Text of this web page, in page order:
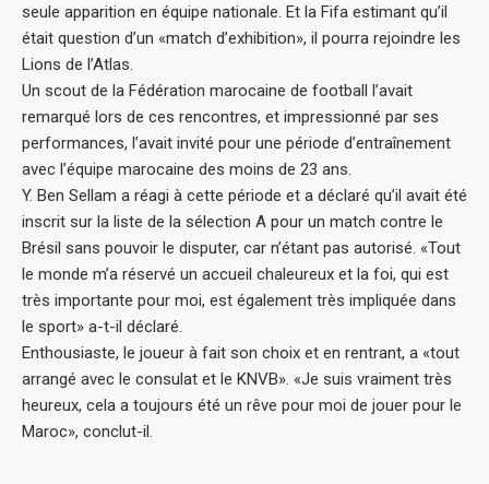
seule apparition en équipe nationale. Et la Fifa estimant qu’il
était question d’un «match d’exhibition», il pourra rejoindre les
Lions de l’Atlas.
Un scout de la Fédération marocaine de football l’avait
remarqué lors de ces rencontres, et impressionné par ses
performances, l’avait invité pour une période d’entraînement
avec l’équipe marocaine des moins de 23 ans.
Y. Ben Sellam a réagi à cette période et a déclaré qu’il avait été
inscrit sur la liste de la sélection A pour un match contre le
Brésil sans pouvoir le disputer, car n’étant pas autorisé. «Tout
le monde m’a réservé un accueil chaleureux et la foi, qui est
très importante pour moi, est également très impliquée dans
le sport» a-t-il déclaré.
Enthousiaste, le joueur à fait son choix et en rentrant, a «tout
arrangé avec le consulat et le KNVB». «Je suis vraiment très
heureux, cela a toujours été un rêve pour moi de jouer pour le
Maroc», conclut-il.